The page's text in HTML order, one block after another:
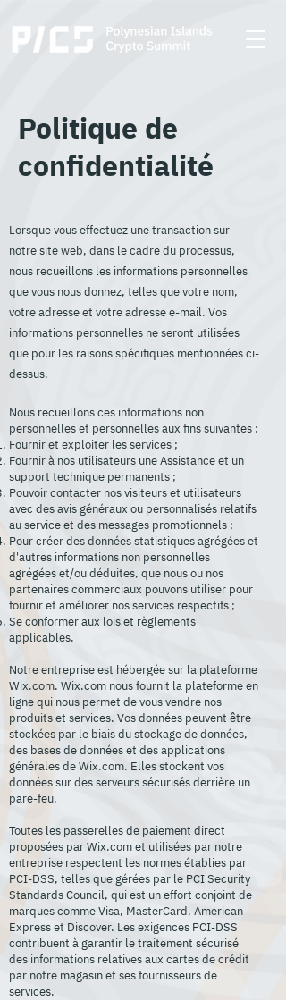
Politique de
confidentialité
Lorsque vous effectuez une transaction sur
notre site web, dans le cadre du processus,
nous recueillons les informations personnelles
que vous nous donnez, telles que votre nom,
votre adresse et votre adresse e-mail. Vos
informations personnelles ne seront utilisées
que pour les raisons spécifiques mentionnées ci-
dessus.
Nous recueillons ces informations non
personnelles et personnelles aux fins suivantes :
Fournir et exploiter les services ;
Fournir à nos utilisateurs une Assistance et un
support technique permanents ;
Pouvoir contacter nos visiteurs et utilisateurs
avec des avis généraux ou personnalisés relatifs
au service et des messages promotionnels ;
Pour créer des données statistiques agrégées et
d'autres informations non personnelles
agrégées et/ou déduites, que nous ou nos
partenaires commerciaux pouvons utiliser pour
fournir et améliorer nos services respectifs ;
Se conformer aux lois et règlements
applicables.
Notre entreprise est hébergée sur la plateforme
Wix.com. Wix.com nous fournit la plateforme en
ligne qui nous permet de vous vendre nos
produits et services. Vos données peuvent être
stockées par le biais du stockage de données,
des bases de données et des applications
générales de Wix.com. Elles stockent vos
données sur des serveurs sécurisés derrière un
pare-feu.
Toutes les passerelles de paiement direct
proposées par Wix.com et utilisées par notre
entreprise respectent les normes établies par
PCI-DSS, telles que gérées par le PCI Security
Standards Council, qui est un effort conjoint de
marques comme Visa, MasterCard, American
Express et Discover. Les exigences PCI-DSS
contribuent à garantir le traitement sécurisé
des informations relatives aux cartes de crédit
par notre magasin et ses fournisseurs de
services.